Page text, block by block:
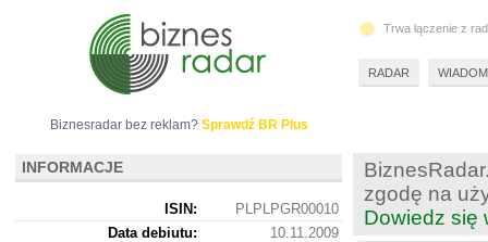
zgodę na
Dowiedz się
Biznesradar bez reklam? Sprawdź BR Plus
INFORMACJE
ISIN:
PLPLPGR00010
Data debiutu:
10.11.2009
Trwa łączenie z
RADAR